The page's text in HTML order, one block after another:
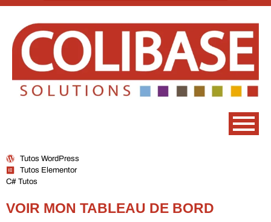
Tutos WordPress
Tutos Elementor
C# Tutos
VOIR MON TABLEAU DE BORD